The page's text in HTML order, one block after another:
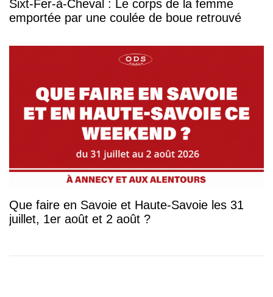
Sixt-Fer-à-Cheval : Le corps de la femme
emportée par une coulée de boue retrouvé
Que faire en Savoie et Haute-Savoie les 31
juillet, 1er août et 2 août ?